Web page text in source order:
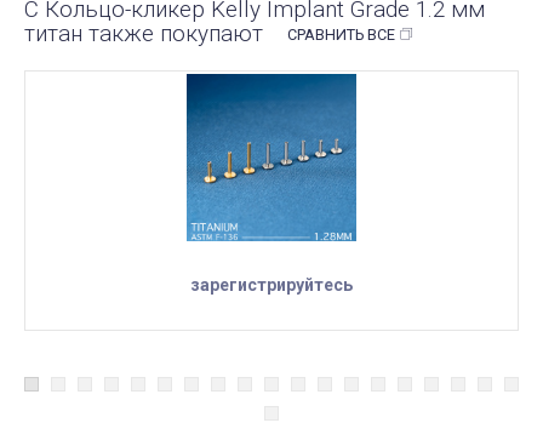
С Кольцо-кликер Kelly Implant Grade 1.2 мм
титан также покупают
СРАВНИТЬ ВСЕ
зарегистрируйтесь